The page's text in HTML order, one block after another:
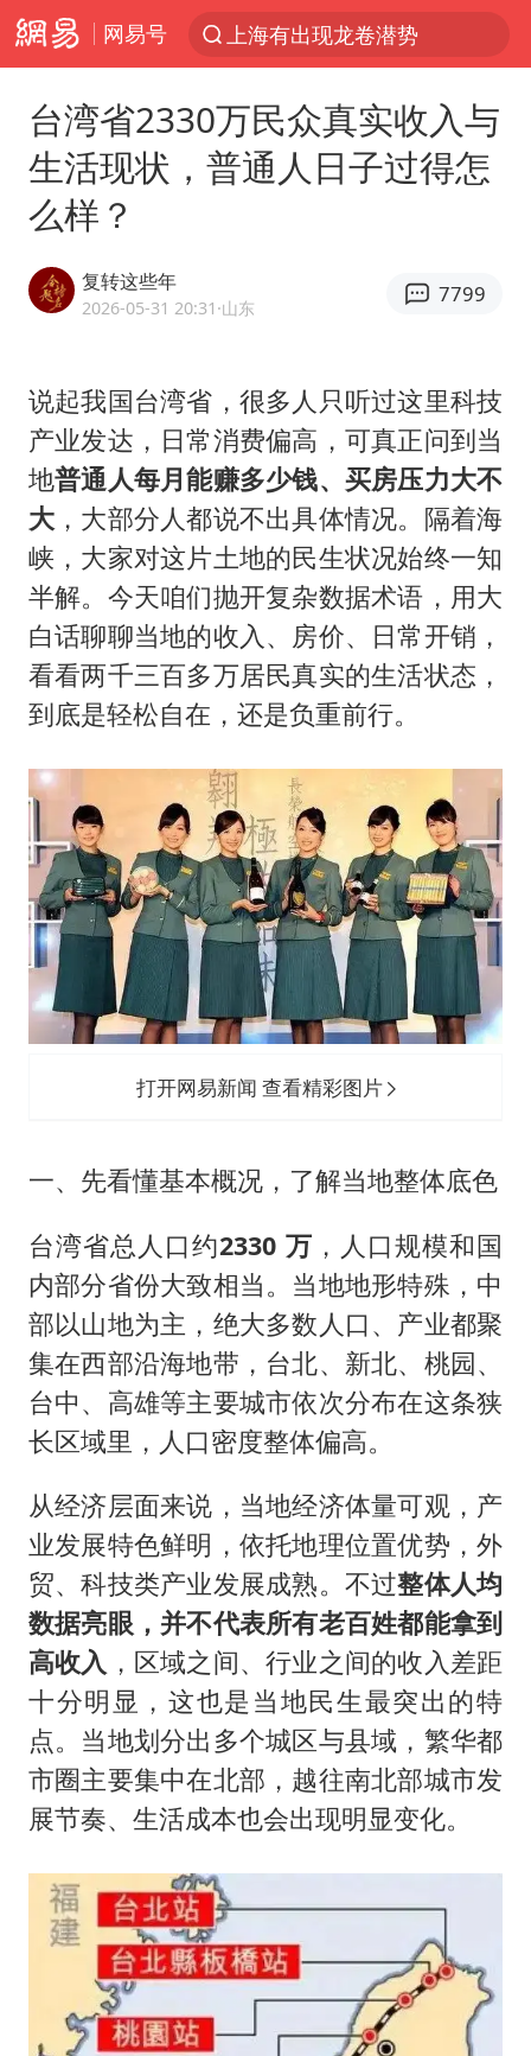
网易号
上海有出现龙卷潜势
王传君 《披荆斩棘》
上海：5号线16号线浦江线全线停运
国足U17与阿森纳决赛取消 并列冠军
上门女婿出轨女邻居多年被判重婚罪
2025年小学教师减少13.19万
王艺迪无缘横滨赛决赛
泰国：高度重视中国游客旅游体验
上海大部迎大暴雨
《龙餐馆》 冲奖
白海豚5次眼壁置换
构建更高水平的全民健身公共服务体系
台湾省2330万民众真实收入与
生活现状，普通人日子过得怎
么样？
复转这些年
2026-05-31 20:31 ·山东
7799
说起我国台湾省，很多人只听过这里科技
产业发达，日常消费偏高，可真正问到当
地普通人每月能赚多少钱、买房压力大不
大 ，大部分人都说不出具体情况。隔着海
峡，大家对这片土地的民生状况始终一知
半解。今天咱们抛开复杂数据术语，用大
白话聊聊当地的收入、房价、日常开销，
看看两千三百多万居民真实的生活状态，
到底是轻松自在，还是负重前行。
打开网易新闻 查看精彩图片
一、先看懂基本概况，了解当地整体底色
台湾省总人口约2330 万 ，人口规模和国
内部分省份大致相当。当地地形特殊，中
部以山地为主，绝大多数人口、产业都聚
集在西部沿海地带，台北、新北、桃园、
台中、高雄等主要城市依次分布在这条狭
长区域里，人口密度整体偏高。
从经济层面来说，当地经济体量可观，产
业发展特色鲜明，依托地理位置优势，外
贸、科技类产业发展成熟。不过整体人均
数据亮眼，并不代表所有老百姓都能拿到
高收入 ，区域之间、行业之间的收入差距
十分明显，这也是当地民生最突出的特
点。当地划分出多个城区与县域，繁华都
市圈主要集中在北部，越往南北部城市发
展节奏、生活成本也会出现明显变化。